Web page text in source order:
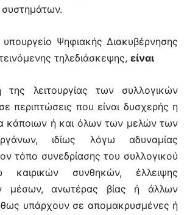
Ψηφιακής Διακυβέρνησης
τηλεδιάσκεψης, είναι
της λειτουργίας των συλλογικών
περιπτώσεις που είναι δυσχερής η
κάποιων ή και όλων των μελών των
ιδίως λόγω αδυναμίας
τόπο συνεδρίασης του συλλογικού
καιρικών συνθηκών, έλλειψης
μέσων, ανωτέρας βίας ή άλλων
υπάρχουν σε απομακρυσμένες ή